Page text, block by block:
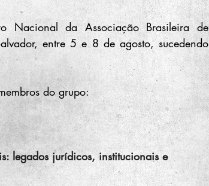
Nacional da Associação Brasileira de
entre 5 e 8 de agosto, sucedendo
do grupo:
legados jurídicos, institucionais e